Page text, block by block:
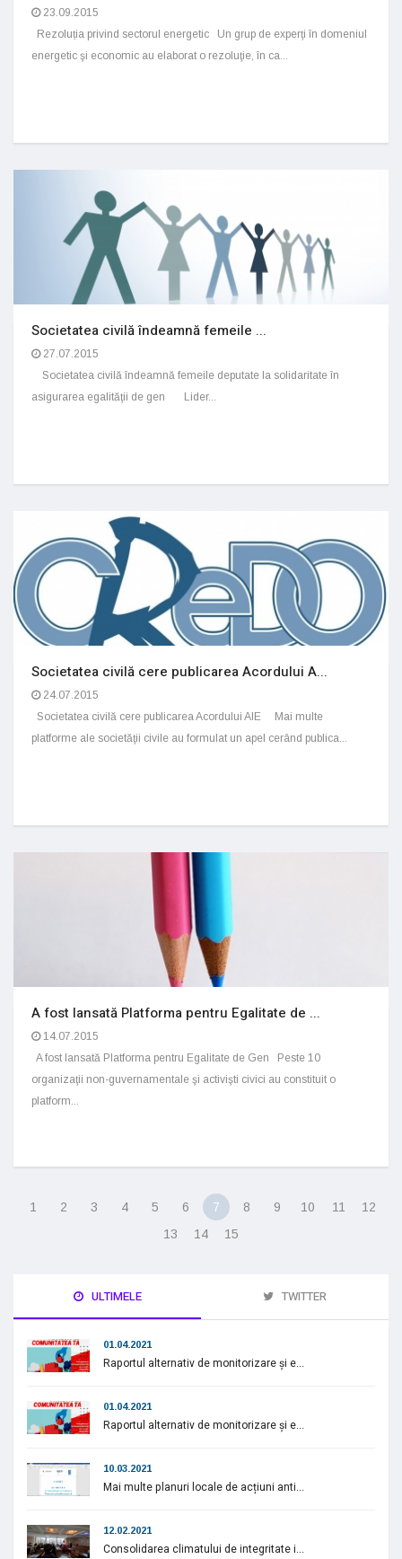
23.09.2015
Rezoluția privind sectorul energetic Un grup de experţi în domeniul
energetic şi economic au elaborat o rezoluţie, în ca...
Societatea civilă îndeamnă femeile ...
27.07.2015
Societatea civilă îndeamnă femeile deputate la solidaritate în
asigurarea egalităţii de gen Lider...
Societatea civilă cere publicarea Acordului A...
24.07.2015
Societatea civilă cere publicarea Acordului AIE Mai multe
platforme ale societăţii civile au formulat un apel cerând publica...
A fost lansată Platforma pentru Egalitate de ...
14.07.2015
A fost lansată Platforma pentru Egalitate de Gen Peste 10
organizaţii non-guvernamentale şi activişti civici au constituit o
platform...
1 2 3 4 5 6 7 8 9 10 11
12
13
14 15
ULTIMELE TWITTER
01.04.2021
Raportul alternativ de monitorizare și e...
01.04.2021
Raportul alternativ de monitorizare și e...
10.03.2021
Mai multe planuri locale de acțiuni anti...
12.02.2021
Consolidarea climatului de integritate i...